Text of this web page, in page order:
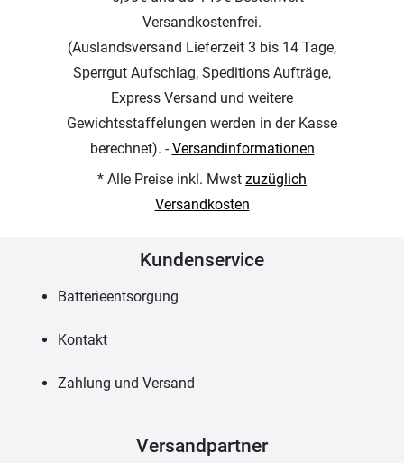
Versandkostenfrei.
(Auslandsversand Lieferzeit 3 bis 14 Tage,
Sperrgut Aufschlag, Speditions Aufträge,
Express Versand und weitere
Gewichtsstaffelungen werden in der Kasse
berechnet). -Versandinformationen
* Alle Preise inkl. Mwst zuzüglich
Versandkosten
Kundenservice
Batterieentsorgung
Kontakt
Zahlung und Versand
Versandpartner